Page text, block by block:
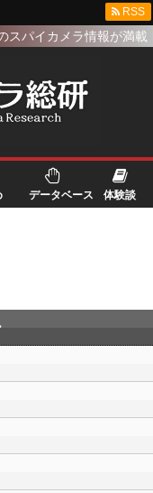
スパイカメラ情報が満載
データベース 体験談
RSS